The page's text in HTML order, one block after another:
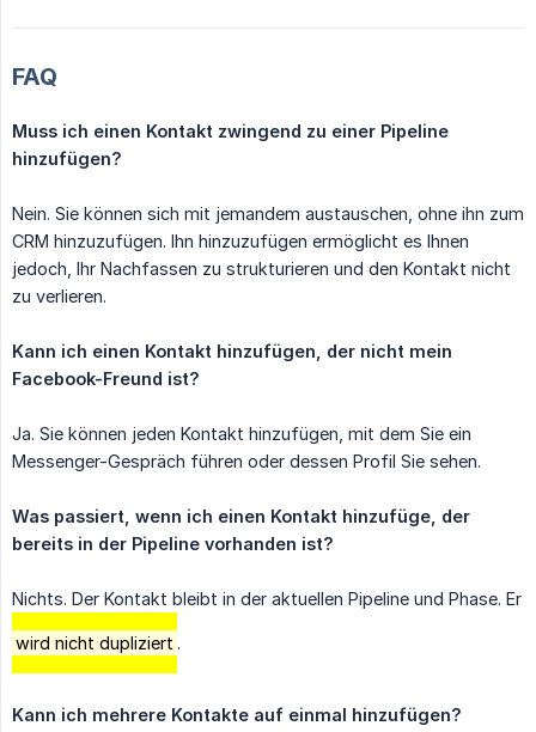
FAQ
Muss ich einen Kontakt zwingend zu einer Pipeline
hinzufügen?
Nein. Sie können sich mit jemandem austauschen, ohne ihn zum
CRM hinzuzufügen. Ihn hinzuzufügen ermöglicht es Ihnen
jedoch, Ihr Nachfassen zu strukturieren und den Kontakt nicht
zu verlieren.
Kann ich einen Kontakt hinzufügen, der nicht mein
Facebook-Freund ist?
Ja. Sie können jeden Kontakt hinzufügen, mit dem Sie ein
Messenger-Gespräch führen oder dessen Profil Sie sehen.
Was passiert, wenn ich einen Kontakt hinzufüge, der
bereits in der Pipeline vorhanden ist?
Nichts. Der Kontakt bleibt in der aktuellen Pipeline und Phase. Er
wird nicht dupliziert .
Kann ich mehrere Kontakte auf einmal hinzufügen?